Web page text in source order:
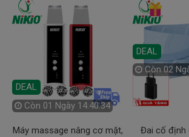
DEAL
Còn 01 Ngày 14:40:33
Máy massage nâng cơ mặt,
DEAL
Còn 02
Đai cố định